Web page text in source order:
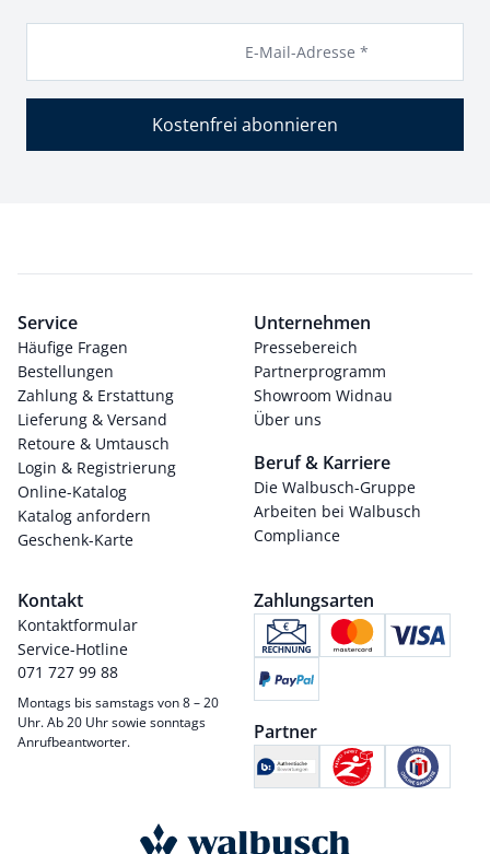
E-Mail-Adresse *
Kostenfrei abonnieren
Service
Häufige Fragen
Bestellungen
Zahlung & Erstattung
Lieferung & Versand
Retoure & Umtausch
Login & Registrierung
Online-Katalog
Katalog anfordern
Geschenk-Karte
Unternehmen
Pressebereich
Partnerprogramm
Showroom Widnau
Über uns
Beruf & Karriere
Die Walbusch-Gruppe
Arbeiten bei Walbusch
Compliance
Kontakt
Kontaktformular
Service-Hotline
071 727 99 88
Montags bis samstags von 8 – 20
Uhr. Ab 20 Uhr sowie sonntags
Anrufbeantworter.
Zahlungsarten
Partner